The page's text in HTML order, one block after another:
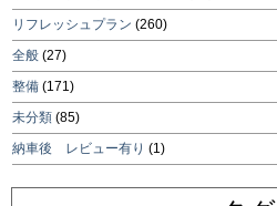
リフレッシュプラン (260)
全般 (27)
整備 (171)
未分類 (85)
納車後 レビュー有り (1)